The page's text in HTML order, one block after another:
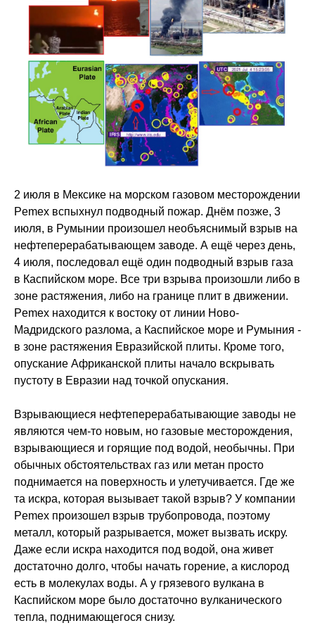
2 июля в Мексике на морском газовом месторождении
Pemex вспыхнул подводный пожар. Днём позже, 3
июля, в Румынии произошел необъяснимый взрыв на
нефтеперерабатывающем заводе. А ещё через день,
4 июля, последовал ещё один подводный взрыв газа
в Каспийском море. Все три взрыва произошли либо в
зоне растяжения, либо на границе плит в движении.
Pemex находится к востоку от линии Ново-
Мадридского разлома, а Каспийское море и Румыния -
в зоне растяжения Евразийской плиты. Кроме того,
опускание Африканской плиты начало вскрывать
пустоту в Евразии над точкой опускания.
Взрывающиеся нефтеперерабатывающие заводы не
являются чем-то новым, но газовые месторождения,
взрывающиеся и горящие под водой, необычны. При
обычных обстоятельствах газ или метан просто
поднимается на поверхность и улетучивается. Где же
та искра, которая вызывает такой взрыв? У компании
Pemex произошел взрыв трубопровода, поэтому
металл, который разрывается, может вызвать искру.
Даже если искра находится под водой, она живет
достаточно долго, чтобы начать горение, а кислород
есть в молекулах воды. А у грязевого вулкана в
Каспийском море было достаточно вулканического
тепла, поднимающегося снизу.